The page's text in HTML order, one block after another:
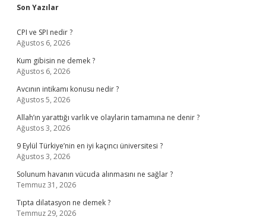
Sidebar
Son Yazılar
CPI ve SPI nedir ?
Ağustos 6, 2026
Kum gibisin ne demek ?
Ağustos 6, 2026
Avcının intikamı konusu nedir ?
Ağustos 5, 2026
Allah’ın yarattığı varlık ve olaylarin tamamına ne denir ?
Ağustos 3, 2026
9 Eylül Türkiye’nin en iyi kaçıncı üniversitesi ?
Ağustos 3, 2026
Solunum havanın vücuda alınmasını ne sağlar ?
Temmuz 31, 2026
Tıpta dilatasyon ne demek ?
Temmuz 29, 2026